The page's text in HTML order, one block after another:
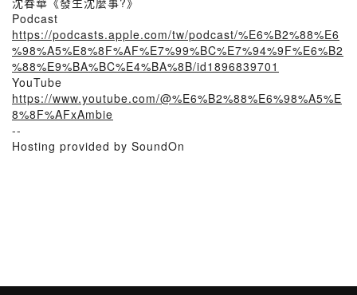
Podcast
https://podcasts.apple.com/tw/podcast/%E6%B2%88%E6
%98%A5%E8%8F%AF%E7%99%BC%E7%94%9F%E6%B2
%88%E9%BA%BC%E4%BA%8B/id1896839701
YouTube
https://www.youtube.com/@%E6%B2%88%E6%98%A5%E
8%8F%AFxAmbie
--
Hosting provided by SoundOn